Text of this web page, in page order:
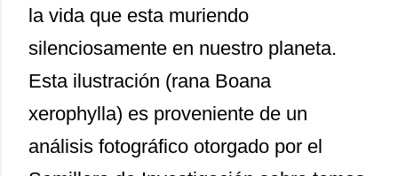
la vida que esta muriendo
silenciosamente en nuestro planeta.
Esta ilustración (rana Boana
xerophylla) es proveniente de un
análisis fotográfico otorgado por el